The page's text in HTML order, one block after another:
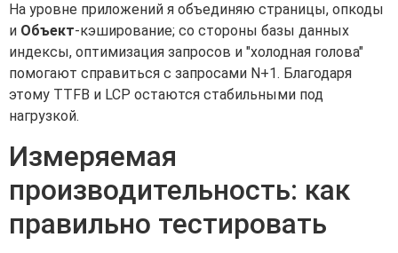
На уровне приложений я объединяю страницы, опкоды
и Объект-кэширование; со стороны базы данных
индексы, оптимизация запросов и "холодная голова"
помогают справиться с запросами N+1. Благодаря
этому TTFB и LCP остаются стабильными под
нагрузкой.
Измеряемая
производительность: как
правильно тестировать